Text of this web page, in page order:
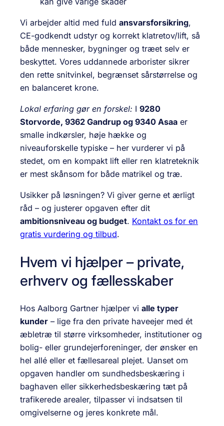
Vi arbejder altid med fuld ansvarsforsikring,
CE-godkendt udstyr og korrekt klatretov/lift, så
både mennesker, bygninger og træet selv er
beskyttet. Vores uddannede arborister sikrer
den rette snitvinkel, begrænset sårstørrelse og
en balanceret krone.
Lokal erfaring gør en forskel: I 9280
Storvorde, 9362 Gandrup og 9340 Asaa er
smalle indkørsler, høje hække og
niveauforskelle typiske – her vurderer vi på
stedet, om en kompakt lift eller ren klatreteknik
er mest skånsom for både matrikel og træ.
Usikker på løsningen? Vi giver gerne et ærligt
råd – og justerer opgaven efter dit
ambitionsniveau og budget. Kontakt os for en
gratis vurdering og tilbud.
Hvem vi hjælper – private,
erhverv og fællesskaber
Hos Aalborg Gartner hjælper vi alle typer
kunder – lige fra den private haveejer med ét
æbletræ til større virksomheder, institutioner og
bolig- eller grundejerforeninger, der ønsker en
hel allé eller et fællesareal plejet. Uanset om
opgaven handler om sundhedsbeskæring i
baghaven eller sikkerhedsbeskæring tæt på
trafikerede arealer, tilpasser vi indsatsen til
omgivelserne og jeres konkrete mål.